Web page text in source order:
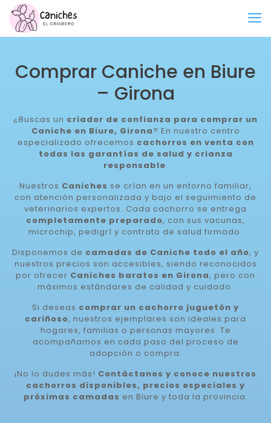
Comprar Caniche en Biure
– Girona
¿Buscas un criador de confianza para comprar un
Caniche en Biure, Girona? En nuestro centro
especializado ofrecemos cachorros en venta con
todas las garantías de salud y crianza
responsable.
Nuestros Caniches se crían en un entorno familiar,
con atención personalizada y bajo el seguimiento de
veterinarios expertos. Cada cachorro se entrega
completamente preparado, con sus vacunas,
microchip, pedigrí y contrato de salud firmado.
Disponemos de camadas de Caniche todo el año, y
nuestros precios son accesibles, siendo reconocidos
por ofrecer Caniches baratos en Girona, pero con
máximos estándares de calidad y cuidado.
Si deseas comprar un cachorro juguetón y
cariñoso, nuestros ejemplares son ideales para
hogares, familias o personas mayores. Te
acompañamos en cada paso del proceso de
adopción o compra.
¡No lo dudes más! Contáctanos y conoce nuestros
cachorros disponibles, precios especiales y
próximas camadas en Biure y toda la provincia.